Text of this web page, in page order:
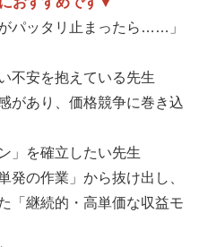
パッタリ止まったら……」
不安を抱えている先生
があり、価格競争に巻き込
」を確立したい先生
発の作業」から抜け出し、
「継続的・高単価な収益モ